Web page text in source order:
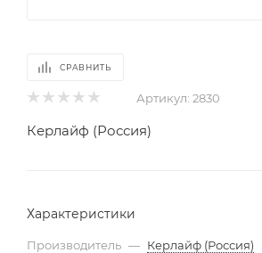
СРАВНИТЬ
Артикул: 2830
Керлайф (Россия)
Характеристики
Производитель — Керлайф (Россия)